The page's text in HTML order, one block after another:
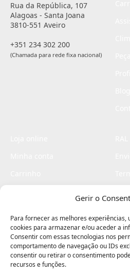
Gerir o
Para fornecer as melhores experiências,
cookies para armazenar e/ou aceder a
Consentir com essas tecnologias nos
comportamento de navegação ou IDs
consentir ou retirar o consentimento
recursos e funções.
Rua da República, 107
Alagoas - Santa Joana
3810-551 Aveiro
+351 234 302 200
(Chamada para rede fixa nacional)